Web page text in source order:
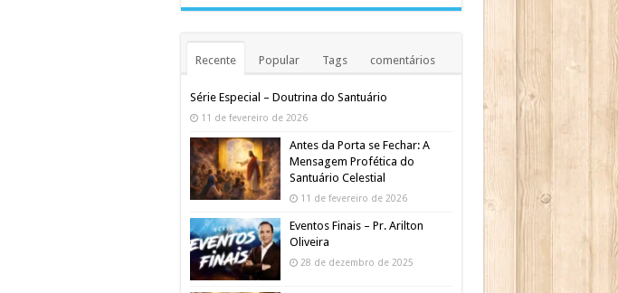
Recente Popular Tags comentários
Série Especial – Doutrina do Santuário
11 de fevereiro de 2026
Antes da Porta se Fechar: A
Mensagem Profética do
Santuário Celestial
11 de fevereiro de 2026
Eventos Finais – Pr. Arilton
Oliveira
28 de dezembro de 2025